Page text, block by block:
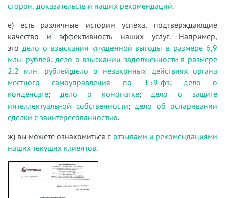
сторон, доказательств и наших рекомендаций.
е) есть различные истории успеха, подтверждающие
качество и эффективность наших услуг. Например,
это дело о взыскании упущенной выгоды в размере 6,9
млн. рублей;дело о взыскании задолженности в размере
2,2 млн. рублей;дело о незаконных действиях органа
местного самоуправления по 159-фз; дело о
конденсате; дело о конопатке;дело о защите
интеллектуальной собственности; дело об оспаривании
сделки с заинтересованностью.
ж) вы можете ознакомиться с отзывами и рекомендациями
наших текущих клиентов.